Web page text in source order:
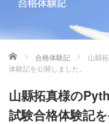
ホーム 合格体験記
山縣
体験記を公開しました。
山縣拓真様の
試験合格体験記